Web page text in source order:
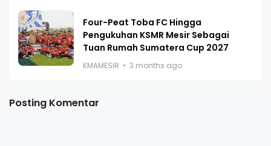
Four-Peat Toba FC Hingga
Pengukuhan KSMR Mesir Sebagai
Tuan Rumah Sumatera Cup 2027
KMAMESIR 3 months ago
Posting Komentar